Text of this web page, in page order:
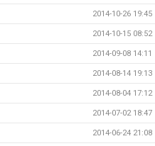
2014-10-26 19:45
2014-10-15 08:52
2014-09-08 14:11
2014-08-14 19:13
2014-08-04 17:12
2014-07-02 18:47
2014-06-24 21:08